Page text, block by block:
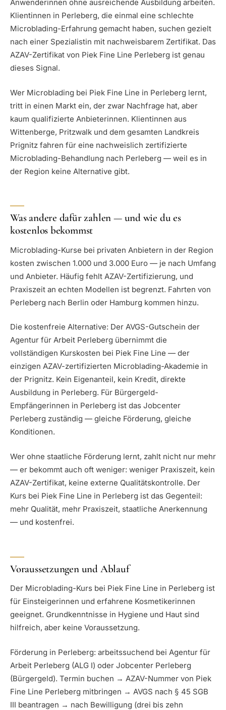
Anwenderinnen ohne ausreichende Ausbildung arbeiten.
Klientinnen in Perleberg, die einmal eine schlechte
Microblading-Erfahrung gemacht haben, suchen gezielt
nach einer Spezialistin mit nachweisbarem Zertifikat. Das
AZAV-Zertifikat von Piek Fine Line Perleberg ist genau
dieses Signal.
Wer Microblading bei Piek Fine Line in Perleberg lernt,
tritt in einen Markt ein, der zwar Nachfrage hat, aber
kaum qualifizierte Anbieterinnen. Klientinnen aus
Wittenberge, Pritzwalk und dem gesamten Landkreis
Prignitz fahren für eine nachweislich zertifizierte
Microblading-Behandlung nach Perleberg — weil es in
der Region keine Alternative gibt.
Was andere dafür zahlen — und wie du es
kostenlos bekommst
Microblading-Kurse bei privaten Anbietern in der Region
kosten zwischen 1.000 und 3.000 Euro — je nach Umfang
und Anbieter. Häufig fehlt AZAV-Zertifizierung, und
Praxiszeit an echten Modellen ist begrenzt. Fahrten von
Perleberg nach Berlin oder Hamburg kommen hinzu.
Die kostenfreie Alternative: Der AVGS-Gutschein der
Agentur für Arbeit Perleberg übernimmt die
vollständigen Kurskosten bei Piek Fine Line — der
einzigen AZAV-zertifizierten Microblading-Akademie in
der Prignitz. Kein Eigenanteil, kein Kredit, direkte
Ausbildung in Perleberg. Für Bürgergeld-
Empfängerinnen in Perleberg ist das Jobcenter
Perleberg zuständig — gleiche Förderung, gleiche
Konditionen.
Wer ohne staatliche Förderung lernt, zahlt nicht nur mehr
— er bekommt auch oft weniger: weniger Praxiszeit, kein
AZAV-Zertifikat, keine externe Qualitätskontrolle. Der
Kurs bei Piek Fine Line in Perleberg ist das Gegenteil:
mehr Qualität, mehr Praxiszeit, staatliche Anerkennung
— und kostenfrei.
Voraussetzungen und Ablauf
Der Microblading-Kurs bei Piek Fine Line in Perleberg ist
für Einsteigerinnen und erfahrene Kosmetikerinnen
geeignet. Grundkenntnisse in Hygiene und Haut sind
hilfreich, aber keine Voraussetzung.
Förderung in Perleberg: arbeitssuchend bei Agentur für
Arbeit Perleberg (ALG I) oder Jobcenter Perleberg
(Bürgergeld). Termin buchen → AZAV-Nummer von Piek
Fine Line Perleberg mitbringen → AVGS nach § 45 SGB
III beantragen → nach Bewilligung (drei bis zehn